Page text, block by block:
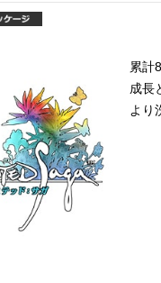
累計
成長
より